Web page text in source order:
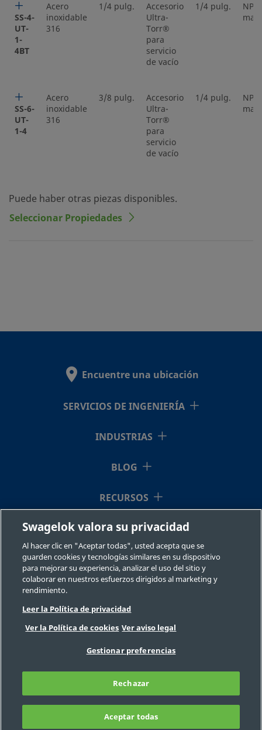
SS-4-
UT-
1-
4BT
Acero
inoxidable
316
1/4 pulg.
Accesorio
Ultra-
Torr®
para
servicio
de vacío
1/4 pulg.
NPT
SS-6-
UT-
1-4
Acero
inoxidable
316
3/8 pulg.
Accesorio
Ultra-
Torr®
para
servicio
de vacío
1/4 pulg.
NPT
Puede haber otras piezas disponibles.
Seleccionar Propiedades
Encuentre una ubicación
SERVICIOS DE INGENIERÍA
INDUSTRIAS
BLOG
RECURSOS
QUIÉNES SOMOS
©2026 Swagelok Company. Todos los derechos reservados.
Selección fiable de un componente
Privacidad
Legal
Imprimir
Preguntas Frecuentes
Mapa del sitio
Preferencias de cookies
No venda ni comparta mi información
personal
Swagelok valora su privacidad
Al hacer clic en "Aceptar todas", usted acepta que se
guarden cookies y tecnologías similares en su dispositivo
para mejorar su experiencia, analizar el uso del sitio y
colaborar en nuestros esfuerzos dirigidos al marketing y
rendimiento.
Leer la Política de privacidad
Ver la Política de cookies Ver aviso legal
Gestionar preferencias
Rechazar
Aceptar todas